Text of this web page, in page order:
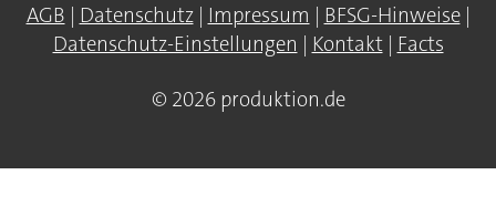
AGB | Datenschutz| Impressum | BFSG-Hinweise|
Datenschutz-Einstellungen | Kontakt| Facts
© 2026 produktion.de